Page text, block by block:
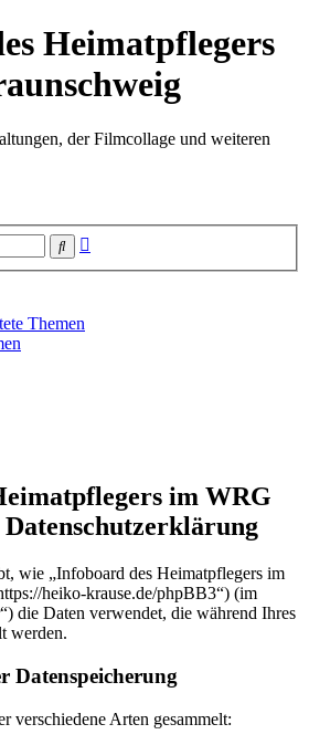
Heimatpflegers
der Filmcollage und weiteren
Suche
Themen
im WRG
wie „Infoboard des Heimatpflegers im
heiko-krause.de/phpBB3“) (im
die Daten verwendet, die während Ihres
werden.
Datenspeicherung
verschiedene Arten gesammelt: